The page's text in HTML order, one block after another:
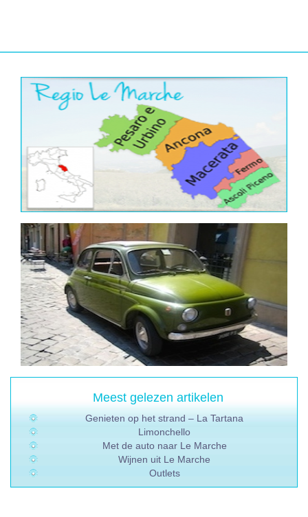
Meest gelezen artikelen
Genieten op het strand – La Tartana
Limonchello
Met de auto naar Le Marche
Wijnen uit Le Marche
Outlets